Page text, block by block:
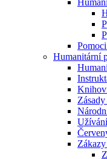
Humanitární